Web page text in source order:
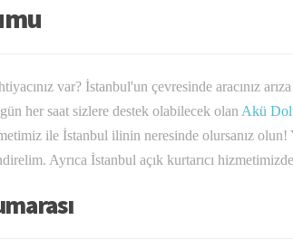
var? İstanbul'un çevresinde aracınız
her saat sizlere destek olabilecek olan Akü
ile İstanbul ilinin neresinde olursanız
Ayrıca İstanbul açık kurtarıcı